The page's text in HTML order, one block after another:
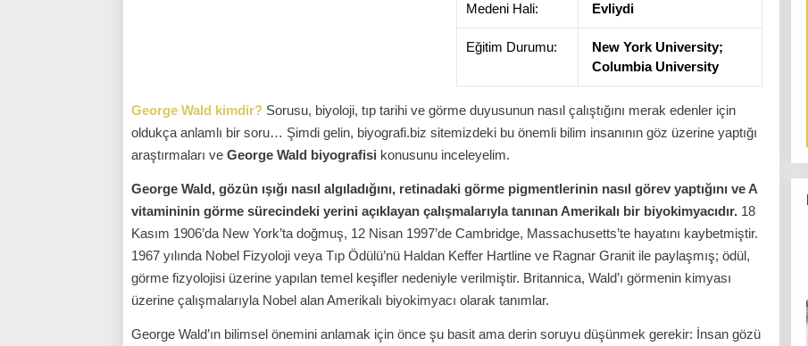
Medeni Hali: Evliydi
Eğitim Durumu:
New York University;
Columbia University
George Wald kimdir? Sorusu, biyoloji, tıp tarihi ve görme duyusunun nasıl çalıştığını merak edenler için
oldukça anlamlı bir soru… Şimdi gelin, biyografi.biz sitemizdeki bu önemli bilim insanının göz üzerine yaptığı
araştırmaları ve George Wald biyografisi konusunu inceleyelim.
George Wald, gözün ışığı nasıl algıladığını, retinadaki görme pigmentlerinin nasıl görev yaptığını ve A
vitamininin görme sürecindeki yerini açıklayan çalışmalarıyla tanınan Amerikalı bir biyokimyacıdır. 18
Kasım 1906’da New York’ta doğmuş, 12 Nisan 1997’de Cambridge, Massachusetts’te hayatını kaybetmiştir.
1967 yılında Nobel Fizyoloji veya Tıp Ödülü’nü Haldan Keffer Hartline ve Ragnar Granit ile paylaşmış; ödül,
görme fizyolojisi üzerine yapılan temel keşifler nedeniyle verilmiştir. Britannica, Wald’ı görmenin kimyası
üzerine çalışmalarıyla Nobel alan Amerikalı biyokimyacı olarak tanımlar.
George Wald’ın bilimsel önemini anlamak için önce şu basit ama derin soruyu düşünmek gerekir: İnsan gözü